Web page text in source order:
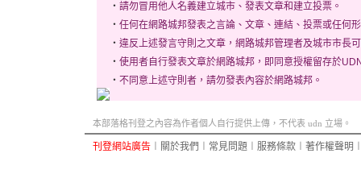
‧ 請勿冒用他人名義建立城市、發表文章和建立投票。
‧ 任何在網路城邦發表之言論、文章、連結、投票或任何
‧ 違反上述發言守則之文章，網路城邦管理者及城市市長
‧ 使用者自行發表文章於網路城邦，即同意授權留存於
‧ 不同意上述守則者，請勿發表內容於網路城邦。
本部落格刊登之內容為作者個人自行提供上傳，不代表 udn 立場。
刊登網站廣告 關於我們 常見問題 服務條款 著作權聲明